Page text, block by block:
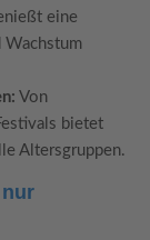
eine
Wachstum
Von
bietet
Altersgruppen.